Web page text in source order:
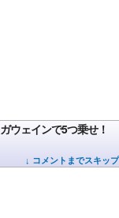
ウェインで5つ乗せ！
↓ コメントまでスキップ